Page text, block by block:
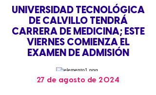
UNIVERSIDAD TECNOLÓGICA
DE CALVILLO TENDRÁ
CARRERA DE MEDICINA; ESTE
VIERNES COMIENZA EL
EXAMEN DE ADMISIÓN
27 de agosto de 2024